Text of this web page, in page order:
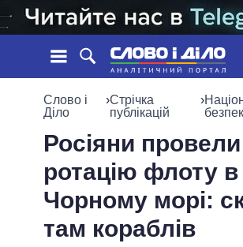
НОВИНИ
СТРІЧКА
СТАТТІ
ДУМКИ
ОГЛЯДИ
СВІТ
ПОЛIТИКИ
УСІ ПОЛІТИКИ
ПРЕЗИДЕНТ І ОФІС
ІНФОГРАФІКА
ВІДЕО
Слово і
Діло
›Стрічка
публікацій
›
Росіяни провели
ротацію флоту в
Чорному морі:
там кораблів